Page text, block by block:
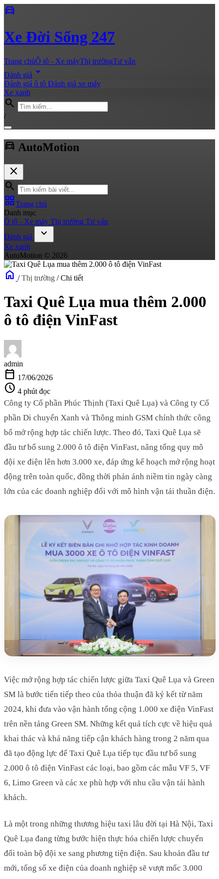
directions_car
Xe Đời Sống 247
Trang chủÔ tô - Xe máyThị trườngTư vấn
Đánh giá arrow_drop_down
Đánh giá ô tô Đánh giá xe máy
Xe xanh
search
/
directions_car AutoMotion
close
search
grid_viewTrang chủ
Danh mục
Ô tô - Xe máy Thị trường Tư vấn
Đánh giá
expand_more
Xe xanh
AutoMotion © 2026
home / Thị trường / Chi tiết
Taxi Quê Lụa mua thêm 2.000
ô tô điện VinFast
admin
calendar_today 17/06/2026
schedule 4 phút đọc
Công ty Cổ phần Phúc Thịnh (Taxi Quê Lụa) và Công ty Cổ
phần Di chuyển Xanh và Thông minh GSM chính thức công
bố mở rộng hợp tác chiến lược. Theo đó, Taxi Quê Lụa sẽ
đầu tư bổ sung 2.000 ô tô điện VinFast, nâng tổng quy mô
đội xe điện lên hơn 3.000 xe, đáp ứng kế hoạch mở rộng hoạt
động trên toàn quốc, đồng thời phản ánh niềm tin ngày càng
lớn của các doanh nghiệp đối với mô hình vận tải thuần điện.
Việc mở rộng hợp tác chiến lược giữa Taxi Quê Lụa và Green
SM là bước tiến tiếp theo của thỏa thuận đã ký kết từ năm
2024, khi đưa vào vận hành tổng cộng 1.000 xe điện VinFast
trên nền tảng Green SM. Những kết quả tích cực về hiệu quả
khai thác và khả năng tiếp cận khách hàng trong 2 năm qua
đã tạo động lực để Taxi Quê Lụa tiếp tục đầu tư bổ sung
2.000 ô tô điện VinFast các loại, bao gồm các mẫu VF 5, VF
6, Limo Green và các xe phù hợp với nhu cầu vận tải hành
khách.
Là một trong những thương hiệu taxi lâu đời tại Hà Nội, Taxi
Quê Lụa đang từng bước hiện thực hóa chiến lược chuyển
đổi toàn bộ đội xe sang phương tiện điện. Sau khoản đầu tư
mới, tổng số xe điện của doanh nghiệp sẽ vượt mốc 3.000